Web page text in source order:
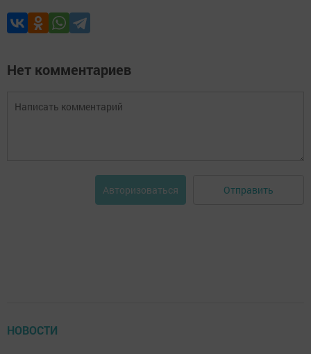
Нет комментариев
Авторизоваться Отправить
НОВОСТИ